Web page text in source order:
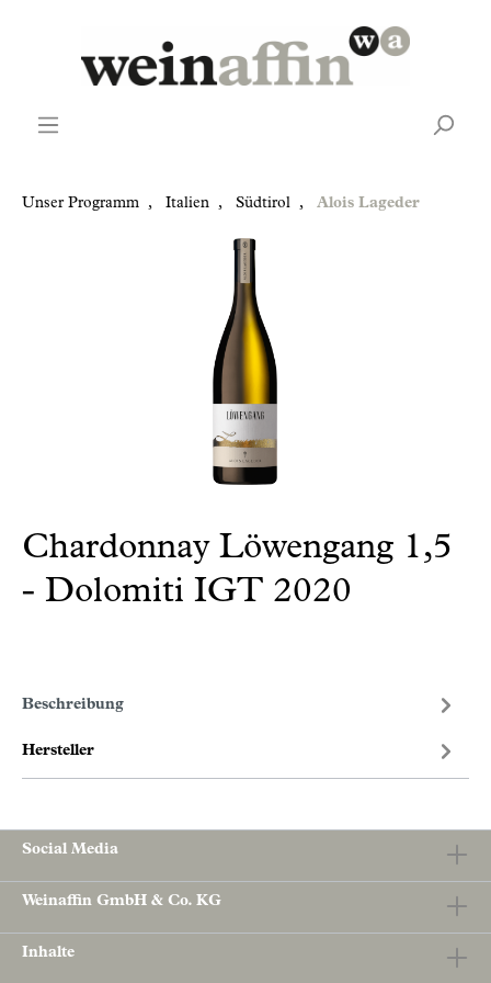
Unser Programm , Italien , Südtirol , Alois Lageder
Chardonnay Löwengang 1,5
- Dolomiti IGT 2020
Beschreibung
Hersteller
Social Media
Weinaffin GmbH & Co. KG
Inhalte